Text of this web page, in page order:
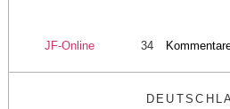
JF-Online 34